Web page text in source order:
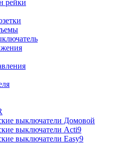
рейки
выключатели Домовой
выключатели Acti9
выключатели Easy9